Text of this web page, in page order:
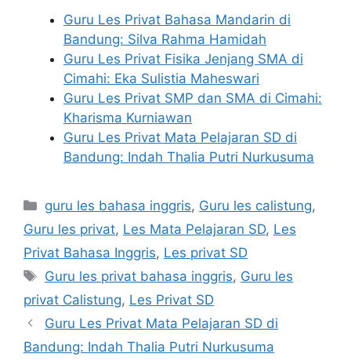
Guru Les Privat Bahasa Mandarin di
Bandung: Silva Rahma Hamidah
Guru Les Privat Fisika Jenjang SMA di
Cimahi: Eka Sulistia Maheswari
Guru Les Privat SMP dan SMA di Cimahi:
Kharisma Kurniawan
Guru Les Privat Mata Pelajaran SD di
Bandung: Indah Thalia Putri Nurkusuma
Categories
guru les bahasa inggris, Guru les calistung,
Guru les privat, Les Mata Pelajaran SD, Les
Privat Bahasa Inggris, Les privat SD
Tags
Guru les privat bahasa inggris, Guru les
privat Calistung, Les Privat SD
Guru Les Privat Mata Pelajaran SD di
Bandung: Indah Thalia Putri Nurkusuma